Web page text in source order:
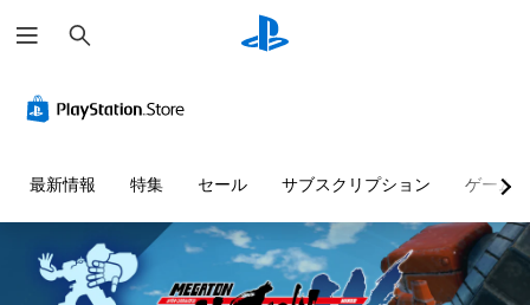
索
最新情報 特集 セール サブスクリプション ゲーム